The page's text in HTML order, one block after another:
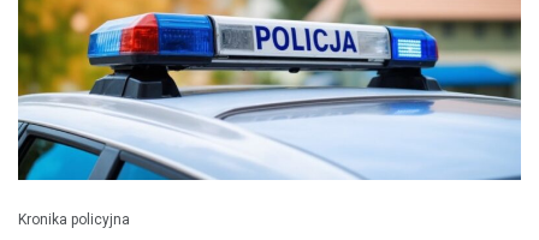
Kronika policyjna